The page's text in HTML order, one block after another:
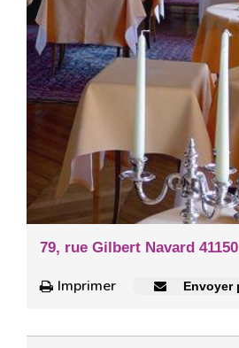
79, rue Gilbert Navard
Imprimer
Envoyer